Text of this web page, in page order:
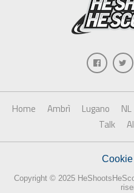
Home Ambrì Lugano NL
Talk
Copyright © 2025